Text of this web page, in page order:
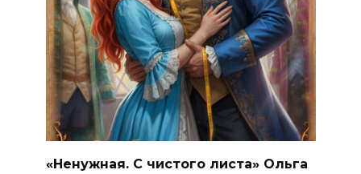
«Ненужная. С чистого листа» Ольга